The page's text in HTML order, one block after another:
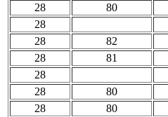
28 80
28
28
82
28
81
28
28
80
28
80